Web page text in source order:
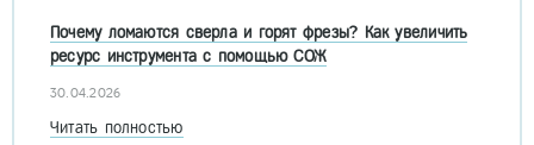
Почему ломаются сверла и горят фрезы? Как увеличить
ресурс инструмента с помощью СОЖ
30.04.2026
Читать полностью